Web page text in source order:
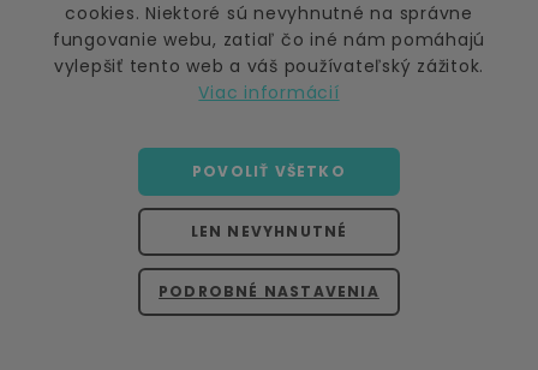
BIO Bachove kvapky - Rivalita
AKCIA
BIO Bachove kvapky -
AKCIA
cookies. Niektoré sú nevyhnutné na správne
fungovanie webu, zatiaľ čo iné nám pomáhajú
vylepšiť tento web a váš používateľský zážitok.
Viac informácií
PODROBNÉ NASTAVENIA
LEN NEVYHNUTNÉ
POVOLIŤ VŠETKO